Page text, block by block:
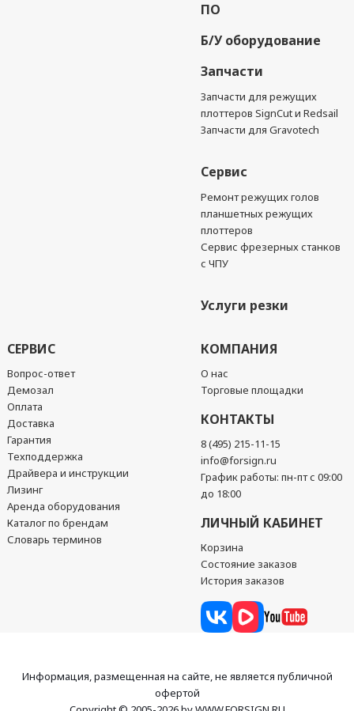
ПО
Б/У оборудование
Запчасти
Запчасти для режущих
плоттеров SignCut и Redsail
Запчасти для Gravotech
Сервис
Ремонт режущих голов
планшетных режущих
плоттеров
Сервис фрезерных станков
с ЧПУ
Услуги резки
СЕРВИС
Вопрос-ответ
Демозал
Оплата
Доставка
Гарантия
Техподдержка
Драйвера и инструкции
Лизинг
Аренда оборудования
Каталог по брендам
Словарь терминов
КОМПАНИЯ
О нас
Торговые площадки
КОНТАКТЫ
8 (495) 215-11-15
info@forsign.ru
График работы: пн-пт с 09:00
до 18:00
ЛИЧНЫЙ КАБИНЕТ
Корзина
Состояние заказов
История заказов
Информация, размещенная на сайте, не является публичной
офертой